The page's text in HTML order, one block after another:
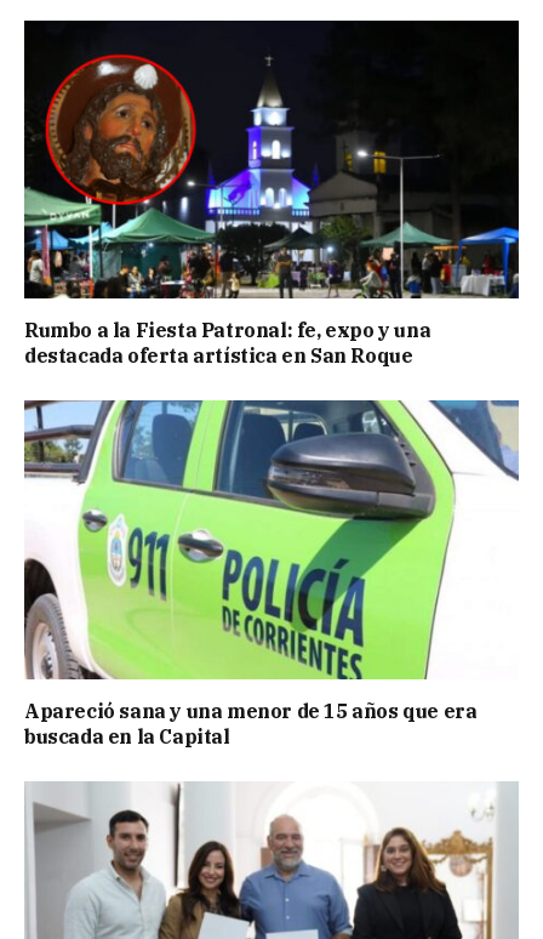
Rumbo a la Fiesta Patronal: fe, expo y una
destacada oferta artística en San Roque
Apareció sana y una menor de 15 años que era
buscada en la Capital